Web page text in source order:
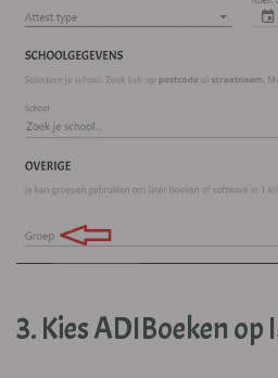
3. Kies ADIBoeken